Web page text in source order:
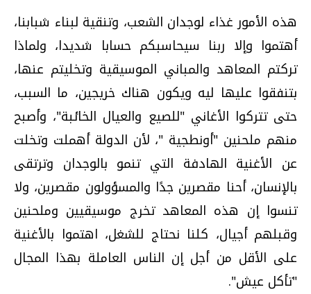
هذه الأمور غذاء لوجدان الشعب، وتنقية لبناء شبابنا،
أهتموا وإلا ربنا سيحاسبكم حسابا شديدا، ولماذا
تركتم المعاهد والمباني الموسيقية وتخليتم عنها،
بتنفقوا عليها ليه ويكون هناك خريجين، ما السبب،
حتى تتركوا الأغاني "للصيع والعيال الخائبة"، وأصبح
منهم ملحنين "أونطجية "، لأن الدولة أهملت وتخلت
عن الأغنية الهادفة التي تنمو بالوجدان وترتقى
بالإنسان، أحنا مقصرين جدًا والمسؤولون مقصرين، ولا
تنسوا إن هذه المعاهد تخرج موسيقيين وملحنين
وقبلهم أجيال، كلنا نحتاج للشغل، اهتموا بالأغنية
على الأقل من أجل إن الناس العاملة بهذا المجال
"تأكل عيش".